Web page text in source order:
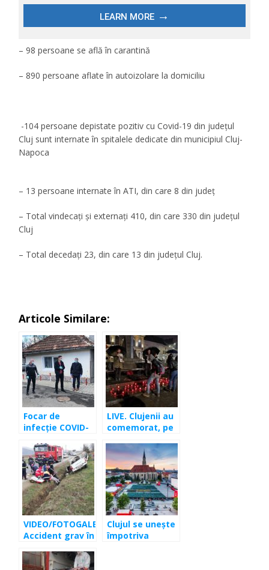
– 98 persoane se află în carantină
– 890 persoane aflate în autoizolare la domiciliu
-104 persoane depistate pozitiv cu Covid-19 din județul
Cluj sunt internate în spitalele dedicate din municipiul Cluj-
Napoca
– 13 persoane internate în ATI, din care 8 din județ
– Total vindecați și externați 410, din care 330 din județul
Cluj
– Total decedați 23, din care 13 din județul Cluj.
Articole Similare:
Focar de
infecție COVID-
localitate din
Cluj
LIVE. Clujenii au
comemorat, pe
de la Colectiv
VIDEO/FOTOGALERIE.
Accident grav în
decedaţi, o
Clujul se uneşte
împotriva